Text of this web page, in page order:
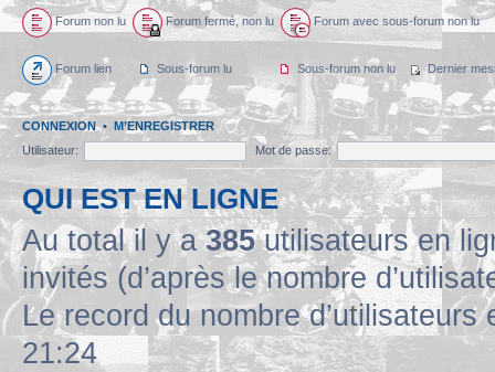
Forum non lu Forum fermé, non lu Forum avec sous-forum non lu
Forum lien Sous-forum lu Sous-forum non lu Dernier
CONNEXION• M’ENREGISTRER
Utilisateur:
Mot de passe:
QUI EST EN LIGNE
Au total il y a385utilisateurs en
invités (d’après le nombre
Le record du nombre
21:24